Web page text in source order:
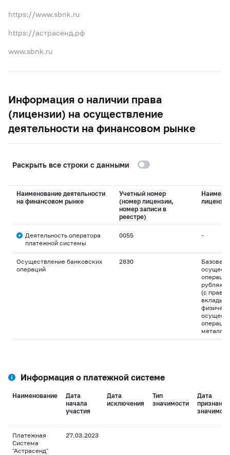
https://www.sbnk.ru
https://астрасенд.рф
www.sbnk.ru
Информация о наличии права
(лицензии) на осуществление
деятельности на финансовом рынке
Раскрыть все строки с данными
Наименование деятельности
на финансовом рынке
Учетный номер
(номер лицензии,
номер записи в
реестре)
лицензии
Деятельность оператора
платежной системы
0055 -
Осуществление банковских
операций
2830
Базовая
рублях и
(с
вклады
Информация о платежной системе
Наименование
Дата
начала
участия
Дата
исключения
Тип
значимости
Дата
признания
Платежная
Система
"Астрасенд"
27.03.2023